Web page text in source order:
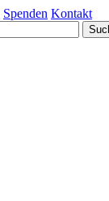
Spenden Kontakt